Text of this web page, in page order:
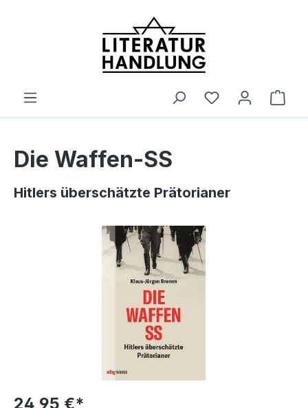
Die Waffen-SS
Hitlers überschätzte Prätorianer
Bildergalerie überspringen
24,95 €*